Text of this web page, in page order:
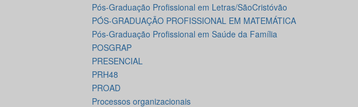
Pós-Graduação Profissional em Letras/SãoCristóvão
PÓS-GRADUAÇÃO PROFISSIONAL EM MATEMÁTICA
Pós-Graduação Profissional em Saúde da Família
POSGRAP
PRESENCIAL
PRH48
PROAD
Processos organizacionais